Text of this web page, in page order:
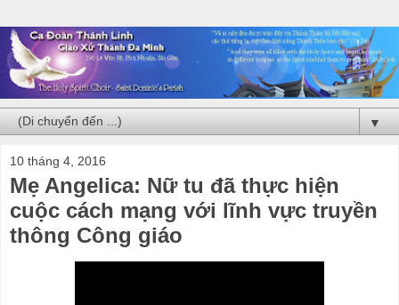
▼
10 tháng 4, 2016
Mẹ Angelica: Nữ tu đã thực hiện
cuộc cách mạng với lĩnh vực truyền
thông Công giáo